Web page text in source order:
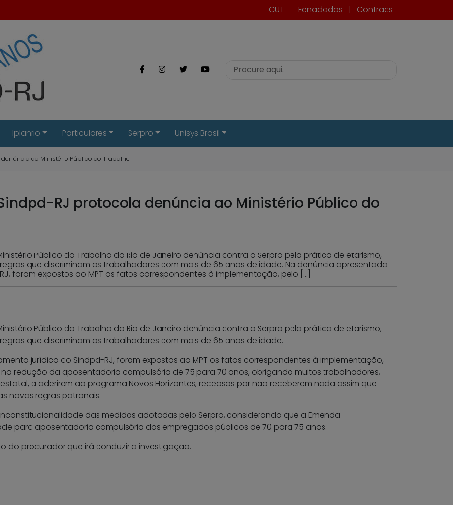
CUT | Fenadados | Contracs
Iplanrio Particulares Serpro Unisys Brasil
ao Ministério Público do Trabalho
RJ protocola denúncia ao Ministério Público do
Público do Trabalho do Rio de Janeiro denúncia contra o Serpro pela prática de etarismo,
que discriminam os trabalhadores com mais de 65 anos de idade. Na denúncia apresentada
foram expostos ao MPT os fatos correspondentes à implementação, pelo […]
Público do Trabalho do Rio de Janeiro denúncia contra o Serpro pela prática de etarismo,
que discriminam os trabalhadores com mais de 65 anos de idade.
jurídico do Sindpd-RJ, foram expostos ao MPT os fatos correspondentes à implementação,
redução da aposentadoria compulsória de 75 para 70 anos, obrigando muitos trabalhadores,
a aderirem ao programa Novos Horizontes, receosos por não receberem nada assim que
novas regras patronais.
das medidas adotadas pelo Serpro, considerando que a Emenda
para aposentadoria compulsória dos empregados públicos de 70 para 75 anos.
do procurador que irá conduzir a investigação.